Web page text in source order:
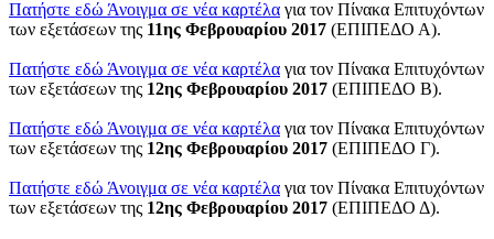
Πατήστε εδώ Άνοιγμα σε νέα καρτέλα για τον Πίνακα Επιτυχόντων
των εξετάσεων της 11ης Φεβρουαρίου 2017 (ΕΠΙΠΕΔΟ Α).
Πατήστε εδώ Άνοιγμα σε νέα καρτέλα για τον Πίνακα Επιτυχόντων
των εξετάσεων της 12ης Φεβρουαρίου 2017 (ΕΠΙΠΕΔΟ Β).
Πατήστε εδώ Άνοιγμα σε νέα καρτέλα για τον Πίνακα Επιτυχόντων
των εξετάσεων της 12ης Φεβρουαρίου 2017 (ΕΠΙΠΕΔΟ Γ).
Πατήστε εδώ Άνοιγμα σε νέα καρτέλα για τον Πίνακα Επιτυχόντων
των εξετάσεων της 12ης Φεβρουαρίου 2017 (ΕΠΙΠΕΔΟ Δ).